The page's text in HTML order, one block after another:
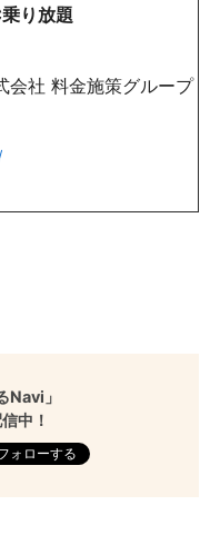
り放題
社 料金施策グループ
Navi」
中！
ォローする